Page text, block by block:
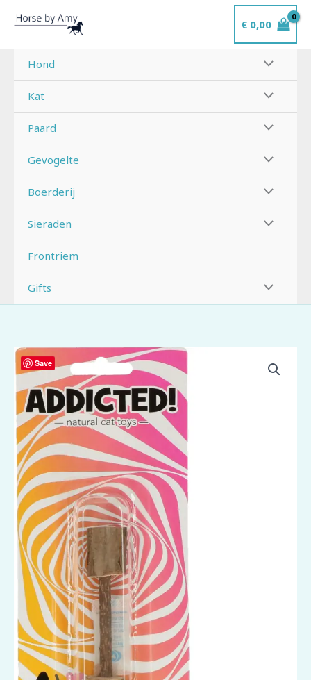
naar
inhoud
€0,00
Hond
Kat
Paard
Gevogelte
Boerderij
Sieraden
Frontriem
Gifts
Save
Addicted!
Wood
Dumbell
aantal